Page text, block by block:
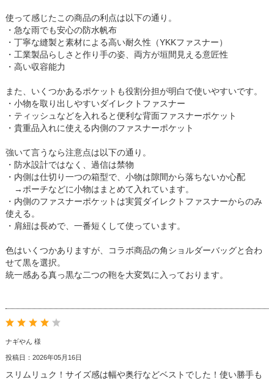
使って感じたこの商品の利点は以下の通り。
・急な雨でも安心の防水帆布
・丁寧な縫製と素材による高い耐久性（YKKファスナー）
・工業製品らしさと作り手の姿、両方が垣間見える意匠性
・高い収容能力
また、いくつかあるポケットも役割分担が明白で使いやすいです。
・小物を取り出しやすいダイレクトファスナー
・ティッシュなどを入れると便利な背面ファスナーポケット
・貴重品入れに使える内側のファスナーポケット
強いて言うなら注意点は以下の通り。
・防水設計ではなく、過信は禁物
・内側は仕切り一つの箱型で、小物は隙間から落ちないか心配
→ポーチなどに小物はまとめて入れています。
・内側のファスナーポケットは実質ダイレクトファスナーからのみ
使える。
・肩紐は長めで、一番短くして使っています。
色はいくつかありますが、コラボ商品の角ショルダーバッグと合わ
せて黒を選択。
統一感ある真っ黒な二つの鞄を大変気に入っております。
ナギやん 様
投稿日：2026年05月16日
スリムリュク！サイズ感は幅や奥行などベストでした！使い勝手も